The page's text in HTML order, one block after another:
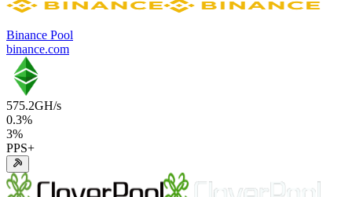
Binance Pool
binance.com
575.2GH/s
0.3%
3%
PPS+